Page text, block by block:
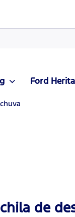
Ford
de